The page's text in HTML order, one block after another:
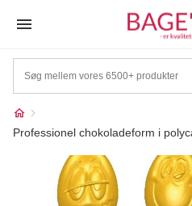
Professionel chokoladeform i
Måske kunne nogle
disse produkter